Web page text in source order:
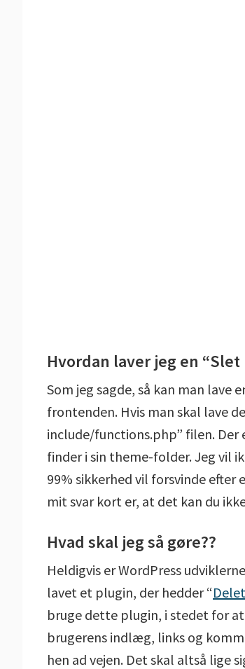
Hvordan laver jeg en
Som jeg sagde, så kan man lave
frontenden. Hvis man skal lave
include/functions.php” filen. Der
finder i sin theme-folder. Jeg vil
99% sikkerhed vil forsvinde efter
mit svar kort er, at det kan du
Hvad skal jeg så gøre??
Heldigvis er WordPress
lavet et plugin, der hedder “
bruge dette plugin, i stedet for
brugerens indlæg, links og
hen ad vejen. Det skal altså lige